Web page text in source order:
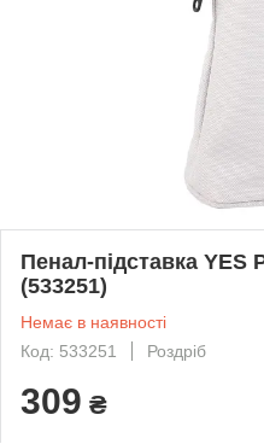
Пенал-підставка YES
(533251)
Немає в наявності
Код: 533251
Роздріб
309 ₴